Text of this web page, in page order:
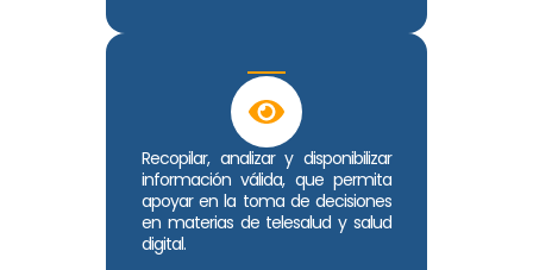
Recopilar, analizar y disponibilizar
información válida, que permita
apoyar en la toma de decisiones
en materias de telesalud y salud
digital.